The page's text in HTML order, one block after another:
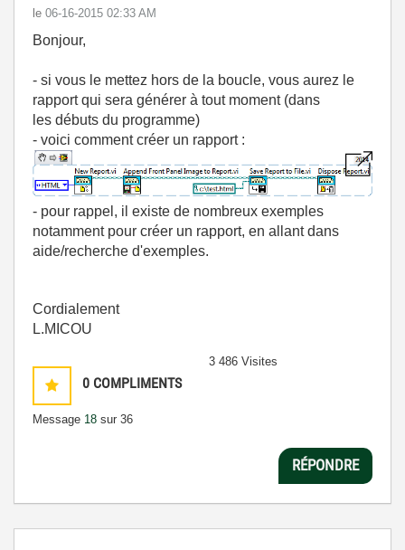
le ‎06-16-2015 02:33 AM
Bonjour,
- si vous le mettez hors de la boucle, vous aurez le
rapport qui sera générer à tout moment (dans
les débuts du programme)
- voici comment créer un rapport :
- pour rappel, il existe de nombreux exemples
notamment pour créer un rapport, en allant dans
aide/recherche d'exemples.
Cordialement
L.MICOU
0 COMPLIMENTS
Message 18 sur 36
3 486 Visites
RÉPONDRE